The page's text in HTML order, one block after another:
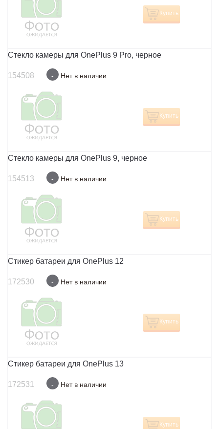
Купить
Стекло камеры для OnePlus 9 Pro, черное
154508 - Нет в наличии
Купить
Стекло камеры для OnePlus 9, черное
154513 - Нет в наличии
Купить
Стикер батареи для OnePlus 12
172530 - Нет в наличии
Купить
Стикер батареи для OnePlus 13
172531 - Нет в наличии
Купить